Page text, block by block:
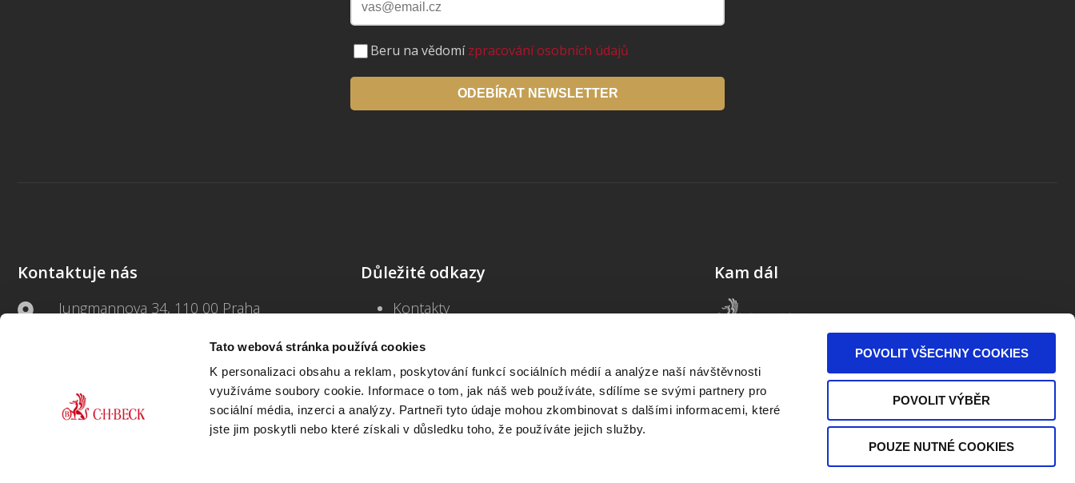
Tato webová stránka používá cookies
K personalizaci obsahu a reklam, poskytování funkcí sociálních médií a analýze naší návštěvnosti
využíváme soubory cookie. Informace o tom, jak náš web používáte, sdílíme se svými partnery pro
sociální média, inzerci a analýzy. Partneři tyto údaje mohou zkombinovat s dalšími informacemi, které
jste jim poskytli nebo které získali v důsledku toho, že používáte jejich služby.
POVOLIT VŠECHNY COOKIES
POVOLIT VÝBĚR
POUZE NUTNÉ COOKIES
Beru na vědomízpracování osobních údajů
ODEBÍRAT NEWSLETTER
Kontaktuje nás
Jungmannova 34, 110 00 Praha
beck-online@beck.cz
Důležité odkazy
Kontakty
Blog
Často kladené dotazy
Všeobecné obchodní podmínky
Informace o zpracování osobních údajů
Prohlášení o přístupnosti
Kam dál